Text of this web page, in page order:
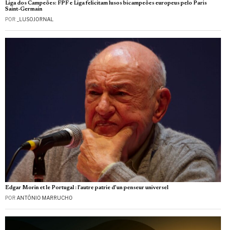
Liga dos Campeões: FPF e Liga felicitam lusos bicampeões europeus pelo Paris
Saint-Germain
POR _LUSOJORNAL
Edgar Morin et le Portugal : l’autre patrie d’un penseur universel
POR ANTÓNIO MARRUCHO